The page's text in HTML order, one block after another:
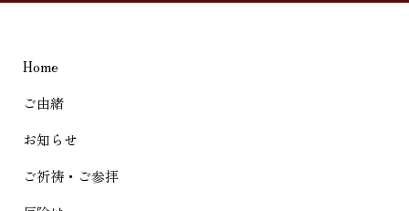
ビ
ー
シ
ョ
ン
Home
ご由緒
お知らせ
ご祈祷・ご参拝